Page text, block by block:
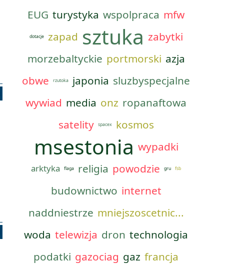
EUG turystyka wspolpraca mfw
dotacje zapad sztuka zabytki
morzebaltyckie portmorski azja
obwe
rzutoka japonia sluzbyspecjalne
wywiad media onz ropanaftowa
satelity
spacex kosmos
msestonia wypadki
arktyka flaga religia powodzie gru fsb
budownictwo internet
naddniestrze mniejszoscetnic...
woda telewizja dron technologia
podatki gazociag gaz francja